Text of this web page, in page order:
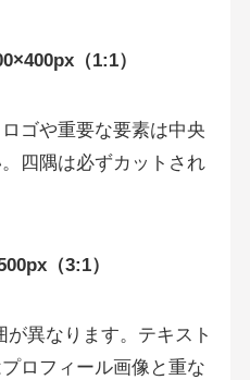
（1:1）
ゴや重要な要素は中央
四隅は必ずカットされ
（3:1）
が異なります。テキスト
ロフィール画像と重な